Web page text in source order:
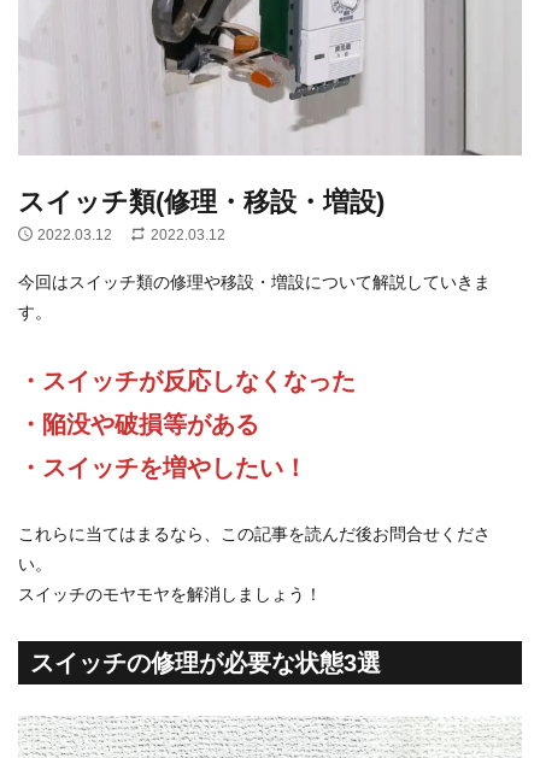
スイッチ類(修理・移設・増設)
2022.03.12 2022.03.12
今回はスイッチ類の修理や移設・増設について解説していきま
す。
・スイッチが反応しなくなった
・陥没や破損等がある
・スイッチを増やしたい！
これらに当てはまるなら、この記事を読んだ後お問合せくださ
い。
スイッチのモヤモヤを解消しましょう！
スイッチの修理が必要な状態3選